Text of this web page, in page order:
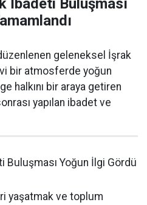
İbadeti Buluşması
geleneksel İşrak
bir atmosferde yoğun
halkını bir araya getiren
yapılan ibadet ve
Buluşması Yoğun İlgi Gördü
yaşatmak ve toplum